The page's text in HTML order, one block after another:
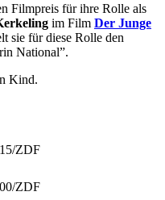
Filmpreis für ihre Rolle als
im Film Der Junge
sie für diese Rolle den
National”.
Kind.
/ZDF
/ZDF